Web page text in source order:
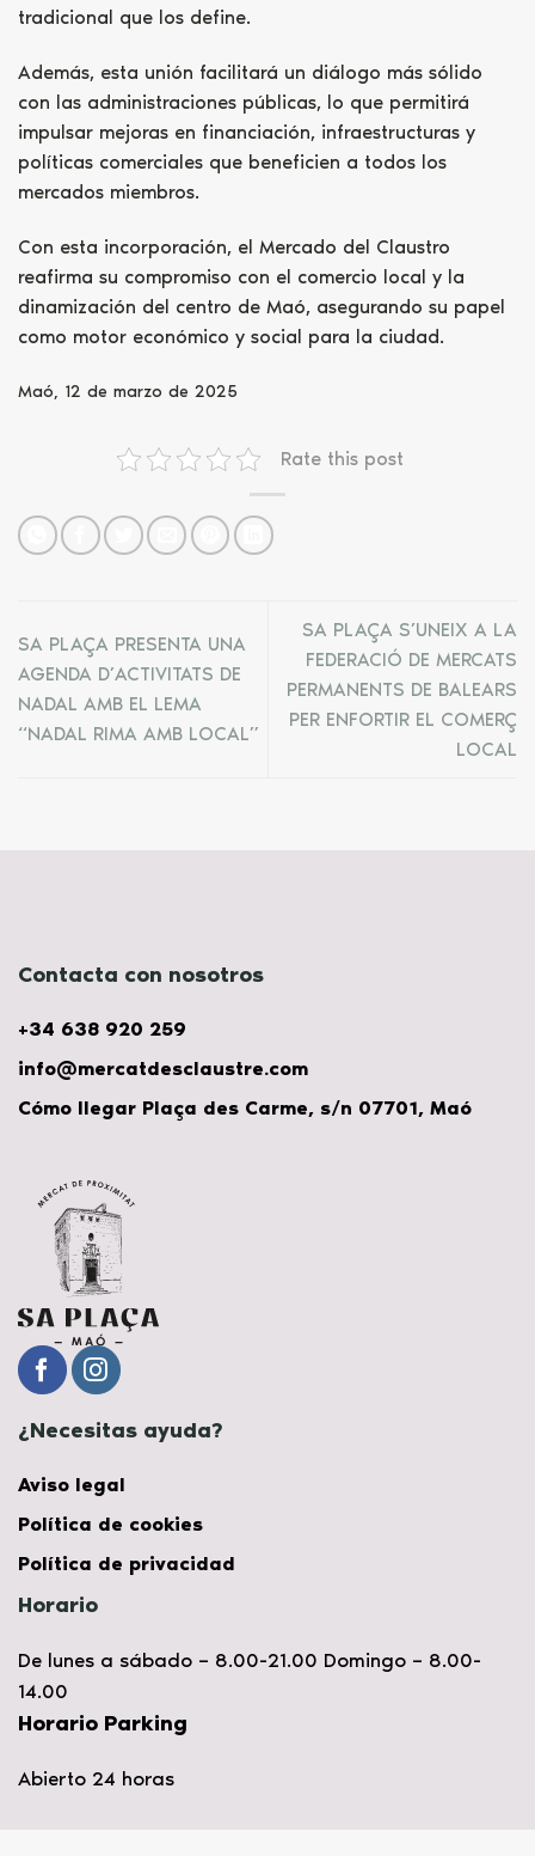
tradicional que los define.
Además, esta unión facilitará un diálogo más sólido
con las administraciones públicas, lo que permitirá
impulsar mejoras en financiación, infraestructuras y
políticas comerciales que beneficien a todos los
mercados miembros.
Con esta incorporación, el Mercado del Claustro
reafirma su compromiso con el comercio local y la
dinamización del centro de Maó, asegurando su papel
como motor económico y social para la ciudad.
Maó, 12 de marzo de 2025
Rate this post
SA PLAÇA PRESENTA UNA
AGENDA D’ACTIVITATS DE
NADAL AMB EL LEMA
“NADAL RIMA AMB LOCAL”
SA PLAÇA S’UNEIX A LA
FEDERACIÓ DE MERCATS
PERMANENTS DE BALEARS
PER ENFORTIR EL COMERÇ
LOCAL
Contacta con nosotros
+34 638 920 259
info@mercatdesclaustre.com
Cómo llegar Plaça des Carme, s/n 07701, Maó
¿Necesitas ayuda?
Aviso legal
Política de cookies
Política de privacidad
Horario
De lunes a sábado – 8.00-21.00 Domingo – 8.00-
14.00
Horario Parking
Abierto 24 horas